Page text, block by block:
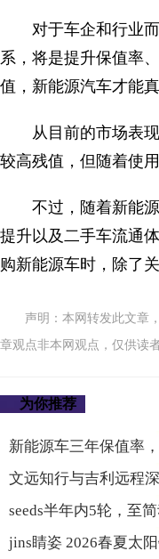
对于车企和行业
系，将是提升保值率
值，新能源汽车才能
从目前的市场表
较高残值，但随着使
不过，随着新能
提升以及二手车流通
购新能源车时，除了
声明：本网转发此文章
章观点非本网观点，仅供读者
为你推荐
新能源车三年保值率
文远知行与吉利远程
seeds半年内5轮，至
jins睛姿 2026春夏太